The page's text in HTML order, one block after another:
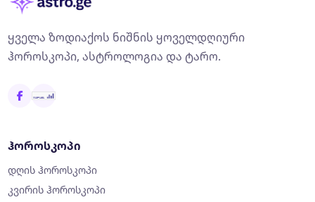
ყველა ზოდიაქოს ნიშნის ყოველდღიური
ჰოროსკოპი, ასტროლოგია და ტარო.
ჰოროსკოპი
დღის ჰოროსკოპი
კვირის ჰოროსკოპი